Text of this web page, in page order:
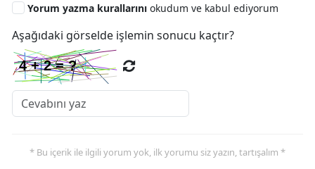
Yorum yazma kurallarını okudum ve kabul ediyorum
Aşağıdaki görselde işlemin sonucu kaçtır?
* Bu içerik ile ilgili yorum yok, ilk yorumu siz yazın, tartışalım *